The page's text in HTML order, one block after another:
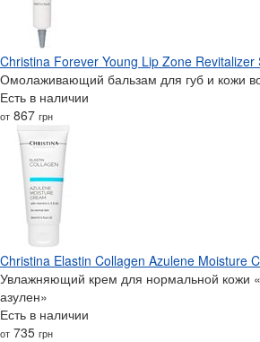
Christina Forever Young Lip Zone Revitalizer
Омолаживающий бальзам для губ и кожи
Есть в наличии
от 867 грн
Christina Elastin Collagen Azulene Moisture
Увлажняющий крем для нормальной кожи
азулен»
Есть в наличии
от 735 грн